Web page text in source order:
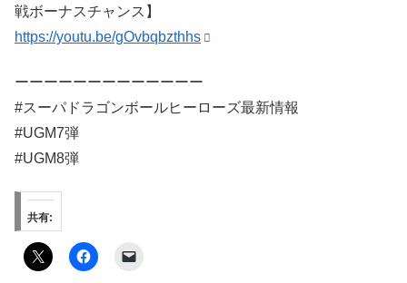
戦ボーナスチャンス】
https://youtu.be/gOvbqbzthhs
ーーーーーーーーーーーーー
#スーパドラゴンボールヒーローズ最新情報
#UGM7弾
#UGM8弾
共有: